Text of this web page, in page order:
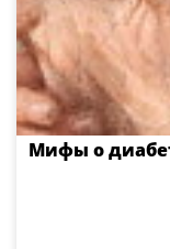
Мифы о